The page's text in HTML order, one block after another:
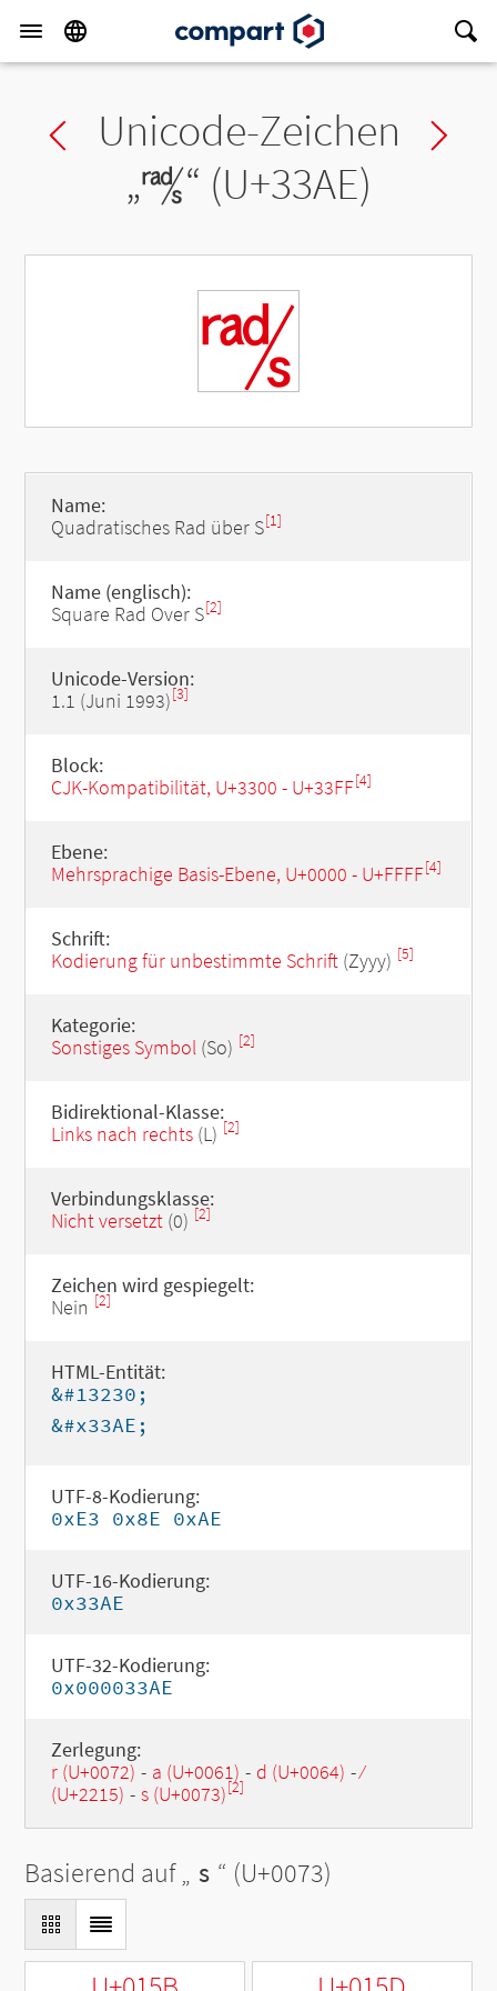
Previous char
Unicode-Zeichen
„㎮“ (U+33AE)
㎮
Name:
Quadratisches Rad über S[1]
Name (englisch):
Square Rad Over S[2]
Unicode-Version:
1.1 (Juni 1993)[3]
Block:
CJK-Kompatibilität, U+3300 - U+33FF[4]
Ebene:
Mehrsprachige Basis-Ebene, U+0000 - U+FFFF[4]
Schrift:
Kodierung für unbestimmte Schrift(Zyyy) [5]
Kategorie:
Sonstiges Symbol(So) [2]
Bidirektional-Klasse:
Links nach rechts(L) [2]
Verbindungsklasse:
Nicht versetzt(0) [2]
Zeichen wird gespiegelt:
Nein [2]
HTML-Entität:
&#13230;
&#x33AE;
UTF-8-Kodierung:
0xE3 0x8E 0xAE
UTF-16-Kodierung:
0x33AE
UTF-32-Kodierung:
0x000033AE
Zerlegung:
r (U+0072) - a (U+0061) - d (U+0064) -∕
(U+2215) - s (U+0073)[2]
Basierend auf „ s “ (U+0073)